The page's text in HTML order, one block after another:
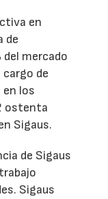
en
de
del mercado
cargo de
en los
ostenta
Sigaus.
de Sigaus
Sigaus